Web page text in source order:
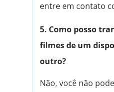
entre em contato
5. Como posso
filmes de um
outro?
Não, você não